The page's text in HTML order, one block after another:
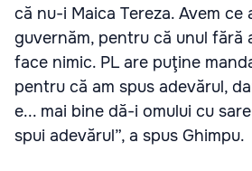
că nu-i Maica Tereza. Avem ce
guvernăm, pentru că unul fără
face nimic. PL are puţine
pentru că am spus adevărul,
e... mai bine dă-i omului cu
spui adevărul”, a spus Ghimpu.